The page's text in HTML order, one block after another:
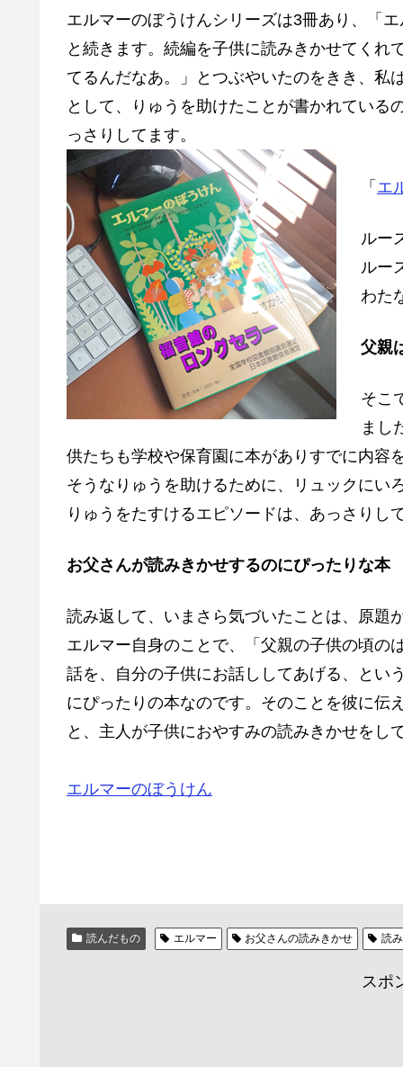
エルマーのぼうけんシリーズは3冊あり、「
と続きます。続編を子供に読みきかせてくれ
てるんだなあ。」とつぶやいたのをきき、私
として、りゅうを助けたことが書かれている
っさりしてます。
「 エ
ルー
ルー
わた
父親
そこ
まし
供たちも学校や保育園に本がありすでに内容
そうなりゅうを助けるために、リュックにい
りゅうをたすけるエピソードは、あっさりし
お父さんが読みきかせするのにぴったりな本
読み返して、いまさら気づいたことは、原題
エルマー自身のことで、「父親の子供の頃の
話を、自分の子供にお話ししてあげる、とい
にぴったりの本なのです。そのことを彼に伝
と、主人が子供におやすみの読みきかせをし
エルマーのぼうけん
読んだもの エルマー お父さんの読みきかせ 読
スポ